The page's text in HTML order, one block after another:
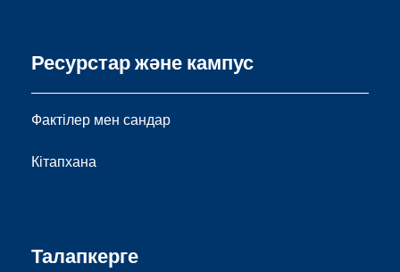
Ресурстар және кампус
Фактілер мен сандар
Кітапхана
Талапкерге